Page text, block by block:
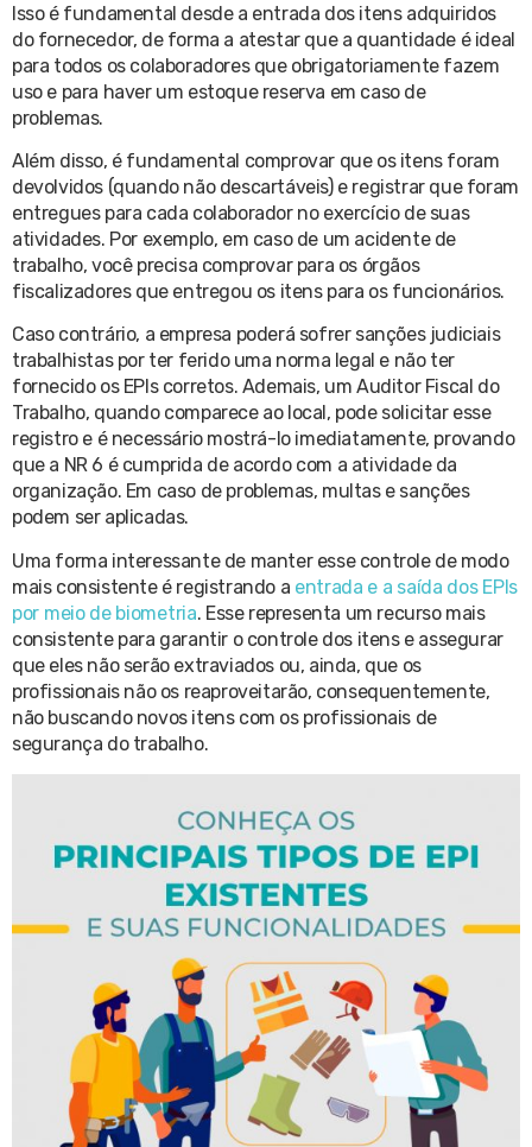
Isso é fundamental desde a entrada dos itens adquiridos
do fornecedor, de forma a atestar que a quantidade é ideal
para todos os colaboradores que obrigatoriamente fazem
uso e para haver um estoque reserva em caso de
problemas.
Além disso, é fundamental comprovar que os itens foram
devolvidos (quando não descartáveis) e registrar que foram
entregues para cada colaborador no exercício de suas
atividades. Por exemplo, em caso de um acidente de
trabalho, você precisa comprovar para os órgãos
fiscalizadores que entregou os itens para os funcionários.
Caso contrário, a empresa poderá sofrer sanções judiciais
trabalhistas por ter ferido uma norma legal e não ter
fornecido os EPIs corretos. Ademais, um Auditor Fiscal do
Trabalho, quando comparece ao local, pode solicitar esse
registro e é necessário mostrá-lo imediatamente, provando
que a NR 6 é cumprida de acordo com a atividade da
organização. Em caso de problemas, multas e sanções
podem ser aplicadas.
Uma forma interessante de manter esse controle de modo
mais consistente é registrando a entrada e a saída dos EPIs
por meio de biometria. Esse representa um recurso mais
consistente para garantir o controle dos itens e assegurar
que eles não serão extraviados ou, ainda, que os
profissionais não os reaproveitarão, consequentemente,
não buscando novos itens com os profissionais de
segurança do trabalho.